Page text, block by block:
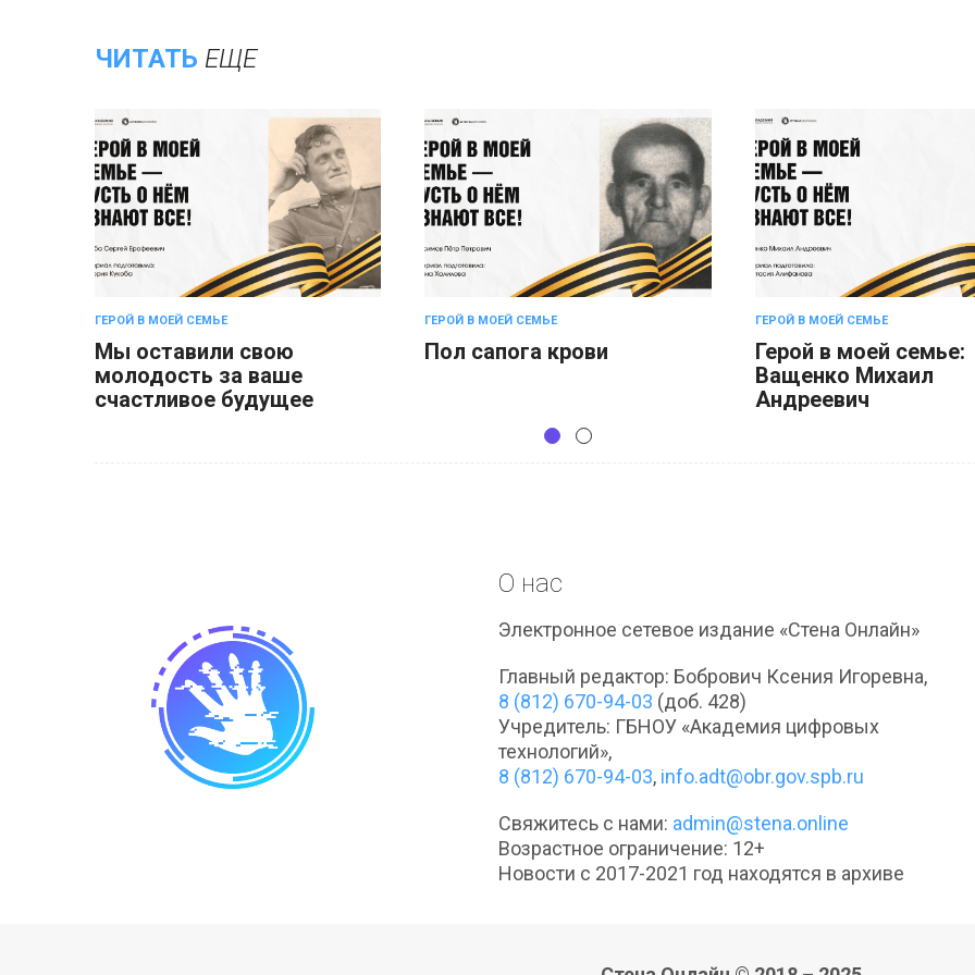
ЧИТАТЬ ЕЩЕ
ГЕРОЙ В МОЕЙ СЕМЬЕ
Мы оставили свою
молодость за ваше
счастливое будущее
ГЕРОЙ В МОЕЙ СЕМЬЕ
Пол сапога крови
ГЕРОЙ В МОЕЙ СЕМЬЕ
Герой в моей семье:
Ващенко Михаил
Андреевич
О нас
Электронное сетевое издание «Стена Онлайн»
Главный редактор: Бобрович Ксения Игоревна,
8 (812) 670-94-03 (доб. 428)
Учредитель: ГБНОУ «Академия цифровых
технологий»,
8 (812) 670-94-03, info.adt@obr.gov.spb.ru
Свяжитесь с нами: admin@stena.online
Возрастное ограничение: 12+
Новости с 2017-2021 год находятся в архиве